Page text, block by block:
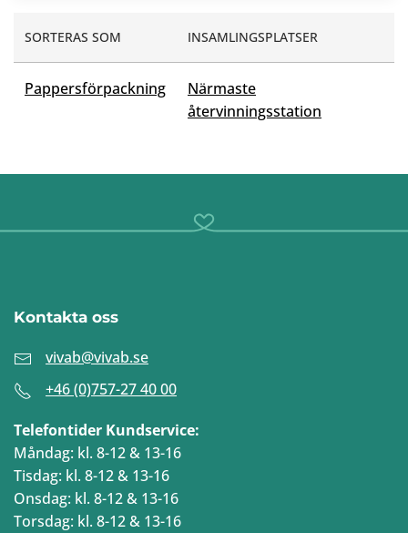
SORTERAS SOM INSAMLINGSPLATSER
Pappersförpackning
Närmaste
återvinningsstation
Kontakta oss
vivab@vivab.se
+46 (0)757-27 40 00
Telefontider Kundservice:
Måndag: kl. 8-12 & 13-16
Tisdag: kl. 8-12 & 13-16
Onsdag: kl. 8-12 & 13-16
Torsdag: kl. 8-12 & 13-16